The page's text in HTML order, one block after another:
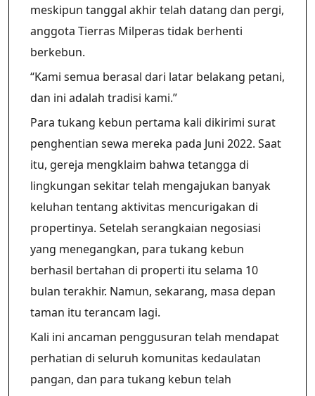
meskipun tanggal akhir telah datang dan pergi,
anggota Tierras Milperas tidak berhenti
berkebun.
“Kami semua berasal dari latar belakang petani,
dan ini adalah tradisi kami.”
Para tukang kebun pertama kali dikirimi surat
penghentian sewa mereka pada Juni 2022. Saat
itu, gereja mengklaim bahwa tetangga di
lingkungan sekitar telah mengajukan banyak
keluhan tentang aktivitas mencurigakan di
propertinya. Setelah serangkaian negosiasi
yang menegangkan, para tukang kebun
berhasil bertahan di properti itu selama 10
bulan terakhir. Namun, sekarang, masa depan
taman itu terancam lagi.
Kali ini ancaman penggusuran telah mendapat
perhatian di seluruh komunitas kedaulatan
pangan, dan para tukang kebun telah